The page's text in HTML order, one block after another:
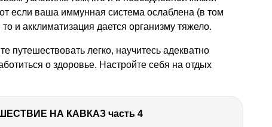
если ваша иммунная система ослаблена (в том
и акклиматизация дается организму тяжело.
путешествовать легко, научитесь адекватно
о здоровье. Настройте себя на отдых
НА КАВКАЗ часть 4